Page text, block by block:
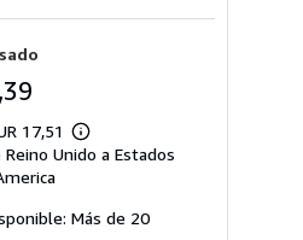
17,51
Más
información
tarifas
de
Unido a Estados
Más de 20